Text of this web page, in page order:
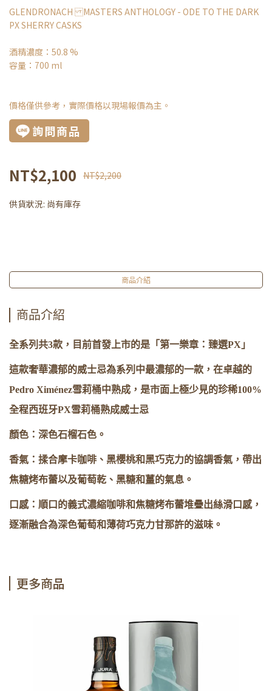
GLENDRONACH MASTERS ANTHOLOGY - ODE TO THE DARK
PX SHERRY CASKS
酒精濃度：50.8 %
容量：700 ml
價格僅供參考，實際價格以現場報價為主。
詢問商品
NT$2,100 NT$2,200
供貨狀況: 尚有庫存
商品介紹
商品介紹
全系列共3款，目前首發上市的是「第一樂章：臻選PX」
這款奢華濃郁的威士忌為系列中最濃郁的一款，在卓越的
Pedro Ximénez雪莉桶中熟成，是市面上極少見的珍稀100%
全程西班牙PX雪莉桶熟成威士忌
顏色：深色石榴石色。
香氣：揉合摩卡咖啡、黑櫻桃和黑巧克力的協調香氣，帶出
焦糖烤布蕾以及葡萄乾、黑糖和薑的氣息。
口感：順口的義式濃縮咖啡和焦糖烤布蕾堆疊出絲滑口感，
逐漸融合為深色葡萄和薄荷巧克力甘那許的滋味。
更多商品